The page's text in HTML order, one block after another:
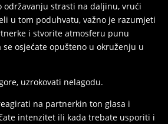
održavanju strasti na daljinu, vrući
u tom poduhvatu, važno je razumjeti
i stvorite atmosferu punu
osjećate opušteno u okruženju u
uzrokovati nelagodu.
na partnerkin ton glasa i
intenzitet ili kada trebate usporiti i